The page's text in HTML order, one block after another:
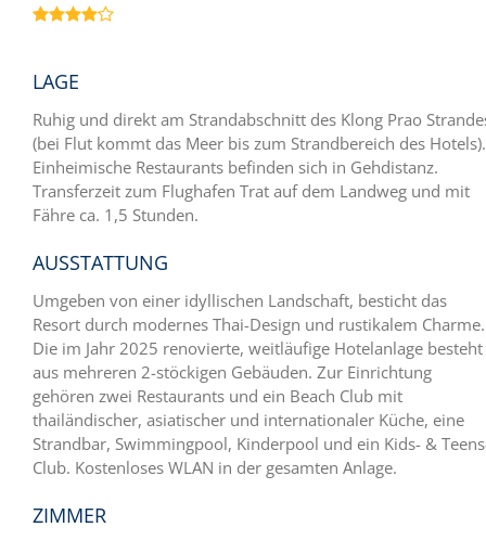

LAGE
Ruhig und direkt am Strandabschnitt des Klong Prao
(bei Flut kommt das Meer bis zum Strandbereich des Hotels).
Einheimische Restaurants befinden sich in Gehdistanz.
Transferzeit zum Flughafen Trat auf dem Landweg und mit
Fähre ca. 1,5 Stunden.
AUSSTATTUNG
Umgeben von einer idyllischen Landschaft, besticht das
Resort durch modernes Thai-Design und rustikalem Charme.
Die im Jahr 2025 renovierte, weitläufige Hotelanlage besteht
aus mehreren 2-stöckigen Gebäuden. Zur Einrichtung
gehören zwei Restaurants und ein Beach Club mit
thailändischer, asiatischer und internationaler Küche, eine
Strandbar, Swimmingpool, Kinderpool und ein Kids- & Teens
Club. Kostenloses WLAN in der gesamten Anlage.
ZIMMER